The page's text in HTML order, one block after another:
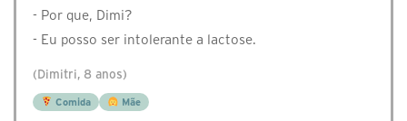
- Por que, Dimi?
- Eu posso ser intolerante a lactose.
(Dimitri, 8 anos)
Comida Mãe